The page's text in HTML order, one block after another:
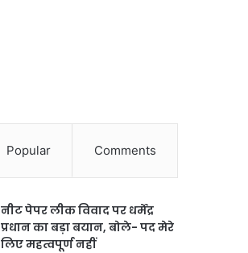
Popular Comments
नीट पेपर लीक विवाद पर धर्मेंद्र
प्रधान का बड़ा बयान, बोले- पद मेरे
लिए महत्वपूर्ण नहीं